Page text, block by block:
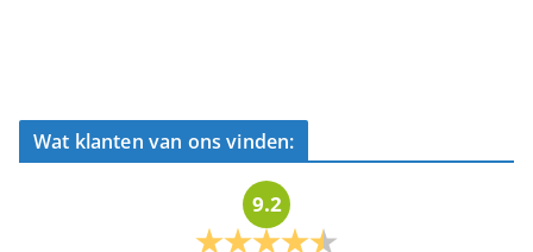
Wat klanten van ons vinden:
9.2